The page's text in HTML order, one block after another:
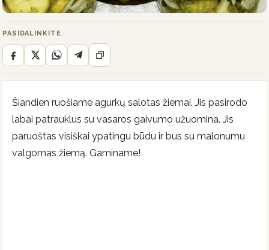
PASIDALINKITE
Šiandien ruošiame agurkų salotas žiemai. Jis pasirodo
labai patrauklus su vasaros gaivumo užuomina. Jis
paruoštas visiškai ypatingu būdu ir bus su malonumu
valgomas žiemą. Gaminame!